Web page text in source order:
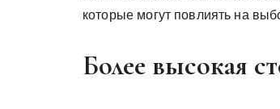
которые могут повлиять на
Более высокая